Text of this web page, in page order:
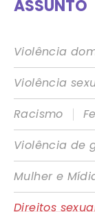
ASSUNTO
Violência
Violência
Racismo
|
Violência de
Mulher e
Direitos